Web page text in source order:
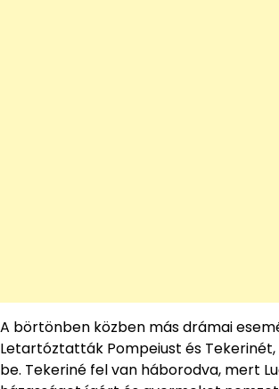
A börtönben közben más drámai
Letartóztatták Pompeiust és Tekerinét,
be. Tekeriné fel van háborodva, mert